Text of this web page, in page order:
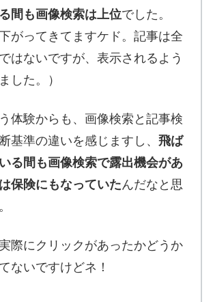
間も画像検索は上位でした。
下がってきてますケド。記事は全
はないですが、表示されるよう
した。）
体験からも、画像検索と記事検
基準の違いを感じますし、 飛ば
る間も画像検索で露出機会があ
保険にもなっていたんだなと思
際にクリックがあったかどうか
ないですけどネ！